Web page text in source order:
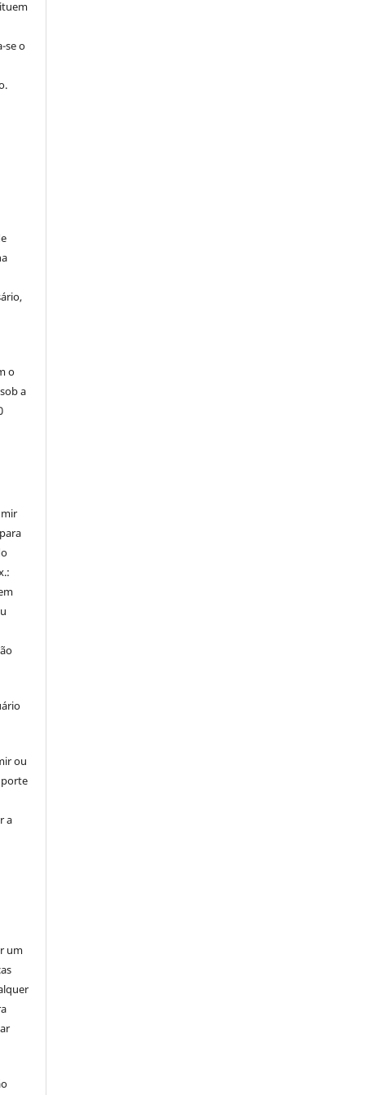
se o
o
a
ou
a
um